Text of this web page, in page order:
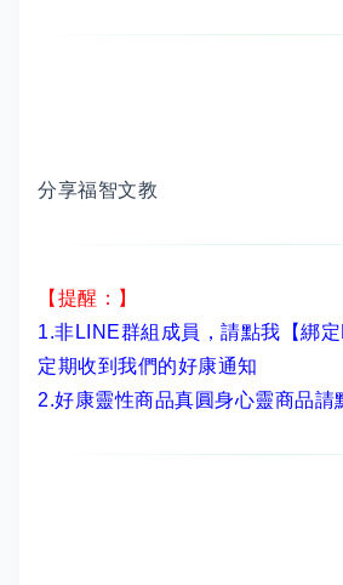
分享福智文教
【提醒：】
1.非LINE群組成員， 請點我【綁定
定期收到我們的好康通知
2.好康靈性商品真圓身心靈商品請